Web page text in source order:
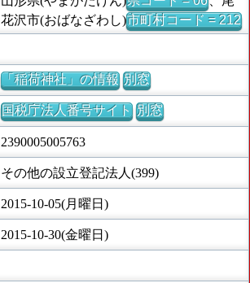
花沢市(おばなざわし)市町村コード = 212
「稲荷神社」の情報 別窓
国税庁法人番号サイト 別窓
2390005005763
その他の設立登記法人(399)
2015-10-05(月曜日)
2015-10-30(金曜日)